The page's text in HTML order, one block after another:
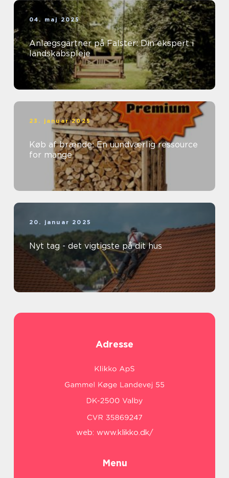
04. maj 2025
Anlægsgartner på Falster: Din ekspert i
landskabspleje
23. januar 2025
Køb af brænde: En uundværlig ressource
for mange
20. januar 2025
Nyt tag - det vigtigste på dit hus
Adresse
web: www.klikko.dk/
Menu